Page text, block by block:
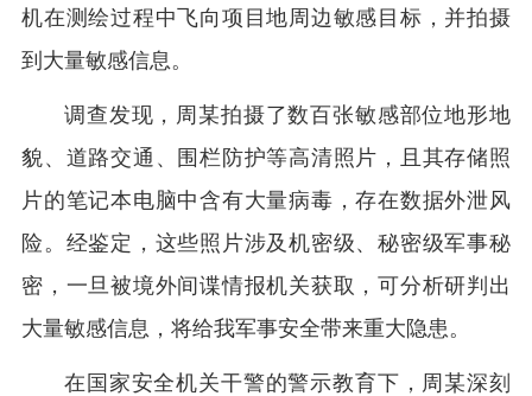
机在测绘过程中飞向项目地周边敏感目标，并拍摄
到大量敏感信息。
调查发现，周某拍摄了数百张敏感部位地形地
貌、道路交通、围栏防护等高清照片，且其存储照
片的笔记本电脑中含有大量病毒，存在数据外泄风
险。经鉴定，这些照片涉及机密级、秘密级军事秘
密，一旦被境外间谍情报机关获取，可分析研判出
大量敏感信息，将给我军事安全带来重大隐患。
在国家安全机关干警的警示教育下，周某深刻